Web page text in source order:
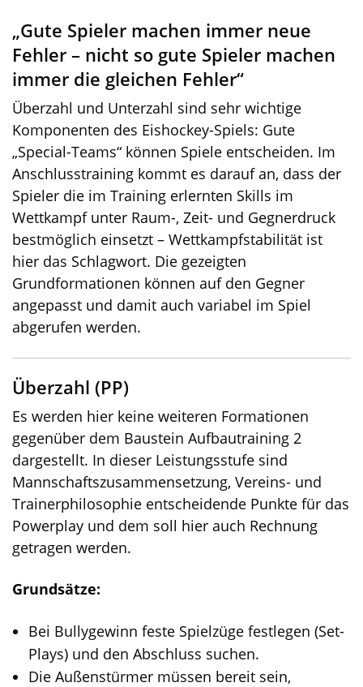
„Gute Spieler machen immer neue
Fehler – nicht so gute Spieler machen
immer die gleichen Fehler“
Überzahl und Unterzahl sind sehr wichtige
Komponenten des Eishockey-Spiels: Gute
„Special-Teams“ können Spiele entscheiden. Im
Anschlusstraining kommt es darauf an, dass der
Spieler die im Training erlernten Skills im
Wettkampf unter Raum-, Zeit- und Gegnerdruck
bestmöglich einsetzt – Wettkampfstabilität ist
hier das Schlagwort. Die gezeigten
Grundformationen können auf den Gegner
angepasst und damit auch variabel im Spiel
abgerufen werden.
Überzahl (PP)
Es werden hier keine weiteren Formationen
gegenüber dem Baustein Aufbautraining 2
dargestellt. In dieser Leistungsstufe sind
Mannschaftszusammensetzung, Vereins- und
Trainerphilosophie entscheidende Punkte für das
Powerplay und dem soll hier auch Rechnung
getragen werden.
Grundsätze:
Bei Bullygewinn feste Spielzüge festlegen (Set-
Plays) und den Abschluss suchen.
Die Außenstürmer müssen bereit sein,